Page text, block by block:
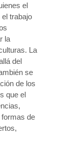
el
trabajo
la
La
del
se
de los
que el
de